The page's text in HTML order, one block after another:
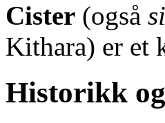
Cister (også
Kithara) er et
Historikk